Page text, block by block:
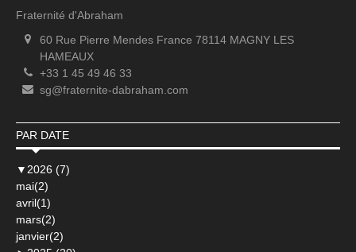
Fraternité d'Abraham
60 Rue Pierre Mendes France 78114 MAGNY LES
HAMEAUX
+33 1 45 49 46 33
sg@fraternite-dabraham.com
PAR DATE
▼ 2026 (7)
mai(2)
avril(1)
mars(2)
janvier(2)